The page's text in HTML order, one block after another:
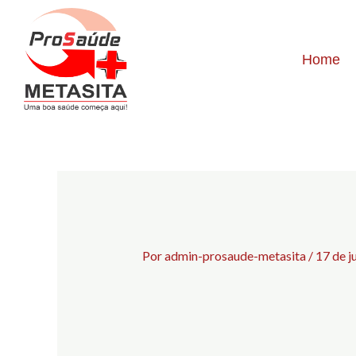
Home
Poradmin-prosaude-metasita / 17 de